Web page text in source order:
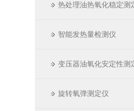
热处理油热氧化稳定测
智能发热量检测仪
变压器油氧化安定性测
旋转氧弹测定仪